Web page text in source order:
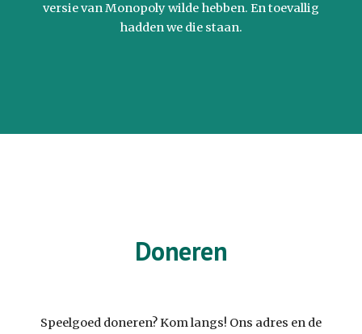
versie van Monopoly wilde hebben. En toevallig
hadden we die staan.
Doneren
Speelgoed doneren? Kom langs! Ons adres en de